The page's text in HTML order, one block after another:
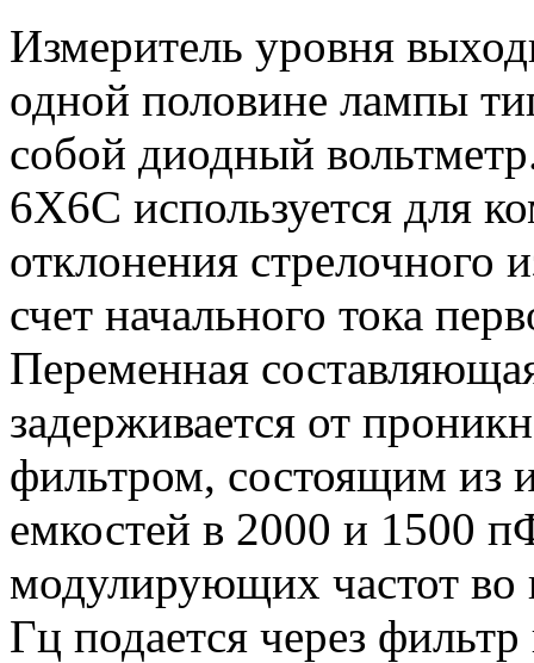
Измеритель уровня
одной половине лампы
собой диодный
6Х6С используется для
отклонения стрелочного
счет начального тока
Переменная
задерживается от
фильтром, состоящим из
емкостей в 2000 и 1500
модулирующих частот во
Гц подается через